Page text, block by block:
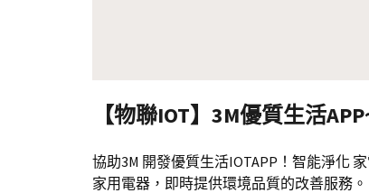
【物聯IOT】3M優質生活
協助3M 開發優質生活IOTAPP！智能淨化
家用電器，即時提供環境品質的改善服務。